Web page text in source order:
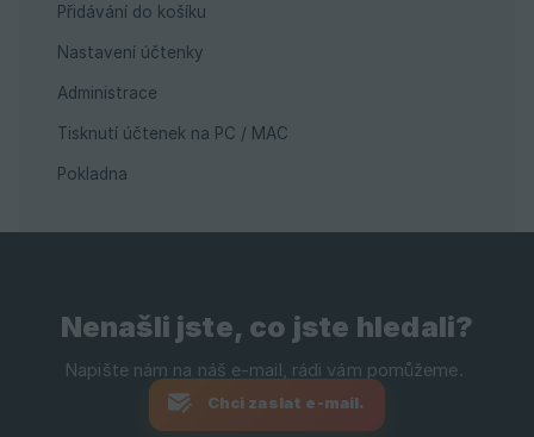
Přidávání do košíku
Nastavení účtenky
Administrace
Tisknutí účtenek na PC / MAC
Pokladna
Nenašli jste, co jste hledali?
Chci zaslat e-mail.